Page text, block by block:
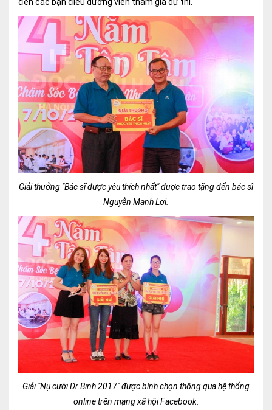
Giải thưởng "Bác sĩ được yêu thích nhất" được trao tặng đến bác sĩ
Nguyễn Mạnh Lợi.
Giải "Nụ cười Dr.Binh 2017" được bình chọn thông qua hệ thống
online trên mạng xã hội Facebook.